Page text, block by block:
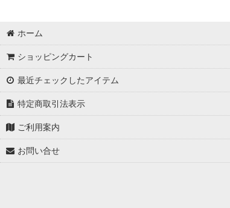
ホーム
ショッピングカート
最近チェックしたアイテム
特定商取引法表示
ご利用案内
お問い合せ